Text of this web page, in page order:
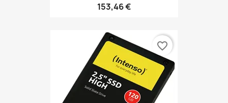
153,46 €
favorite_border